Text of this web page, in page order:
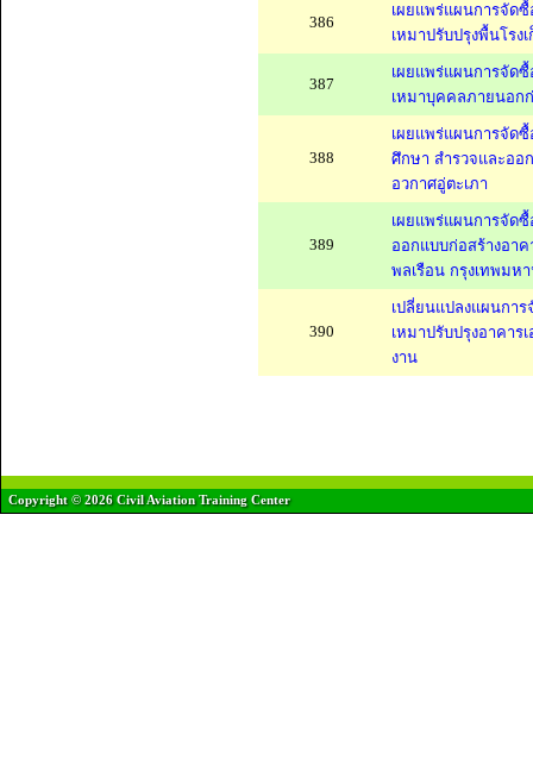
386
เผยแพร่แผนการจัด
เหมาปรับปรุงพื้นโร
387
เผยแพร่แผนการจัด
เหมาบุคคลภายนอก
388
เผยแพร่แผนการจัด
ศึกษา สำรวจและออ
อวกาศอู่ตะเภา
389
เผยแพร่แผนการจัด
ออกแบบก่อสร้างอา
พลเรือน กรุงเทพมห
390
เปลี่ยนแปลงแผนกา
เหมาปรับปรุงอาคาร
งาน
Copyright © 2026 Civil Aviation Training Center